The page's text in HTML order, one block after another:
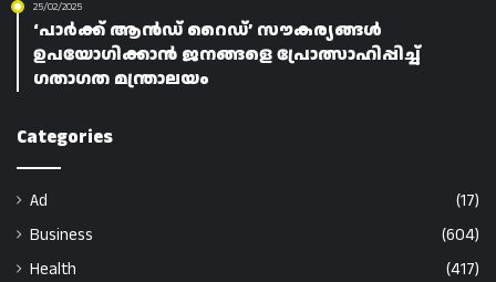
25/02/2025
‘പാർക്ക് ആൻഡ് റൈഡ്’ സൗകര്യങ്ങൾ
ഉപയോഗിക്കാൻ ജനങ്ങളെ പ്രോത്സാഹിപ്പിച്ച്
ഗതാഗത മന്ത്രാലയം
Categories
Ad
(17)
Business
(604)
Health
(417)